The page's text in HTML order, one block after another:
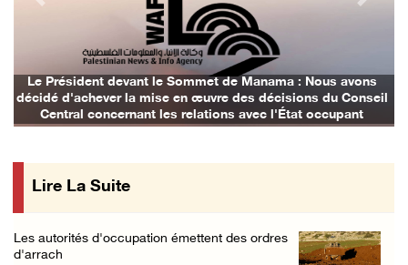
Tubas : déploiement militaire israélien et t ...
06/August/2026 05:44 PM
Environ 58 000 cas de varicelle recensés dan ...
06/August/2026 04:58 PM
Des ministres des affaires étrangères de hui ...
Croissant-Rouge : 16 blessés suite à l'agres ...
Le Président devant le Sommet de Manama : Nous avons
décidé d'achever la mise en œuvre des décisions du Conseil
Central concernant les relations avec l'État occupant
Previous Next
Lire La Suite
Les autorités d'occupation émettent des ordres
d'arrach